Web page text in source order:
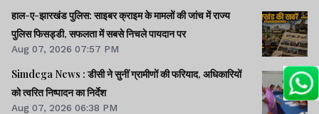
हाल-ए-झारखंड पुलिस: साइबर क्राइम के मामलों की जांच में राज्य
पुलिस फिसड्डी, सफलता में सबसे निचले पायदान पर
Aug 07, 2026 07:57 PM
Simdega News : डीसी ने सुनीं ग्रामीणों की फरियाद, अधिकारियों
को त्वरित निष्पादन का निर्देश
Aug 07, 2026 06:38 PM